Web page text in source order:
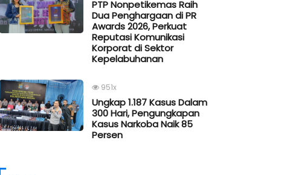
PTP Nonpetikemas Raih
Dua Penghargaan di PR
Awards 2026, Perkuat
Reputasi Komunikasi
Korporat di Sektor
Kepelabuhanan
951x
Ungkap 1.187 Kasus Dalam
300 Hari, Pengungkapan
Kasus Narkoba Naik 85
Persen